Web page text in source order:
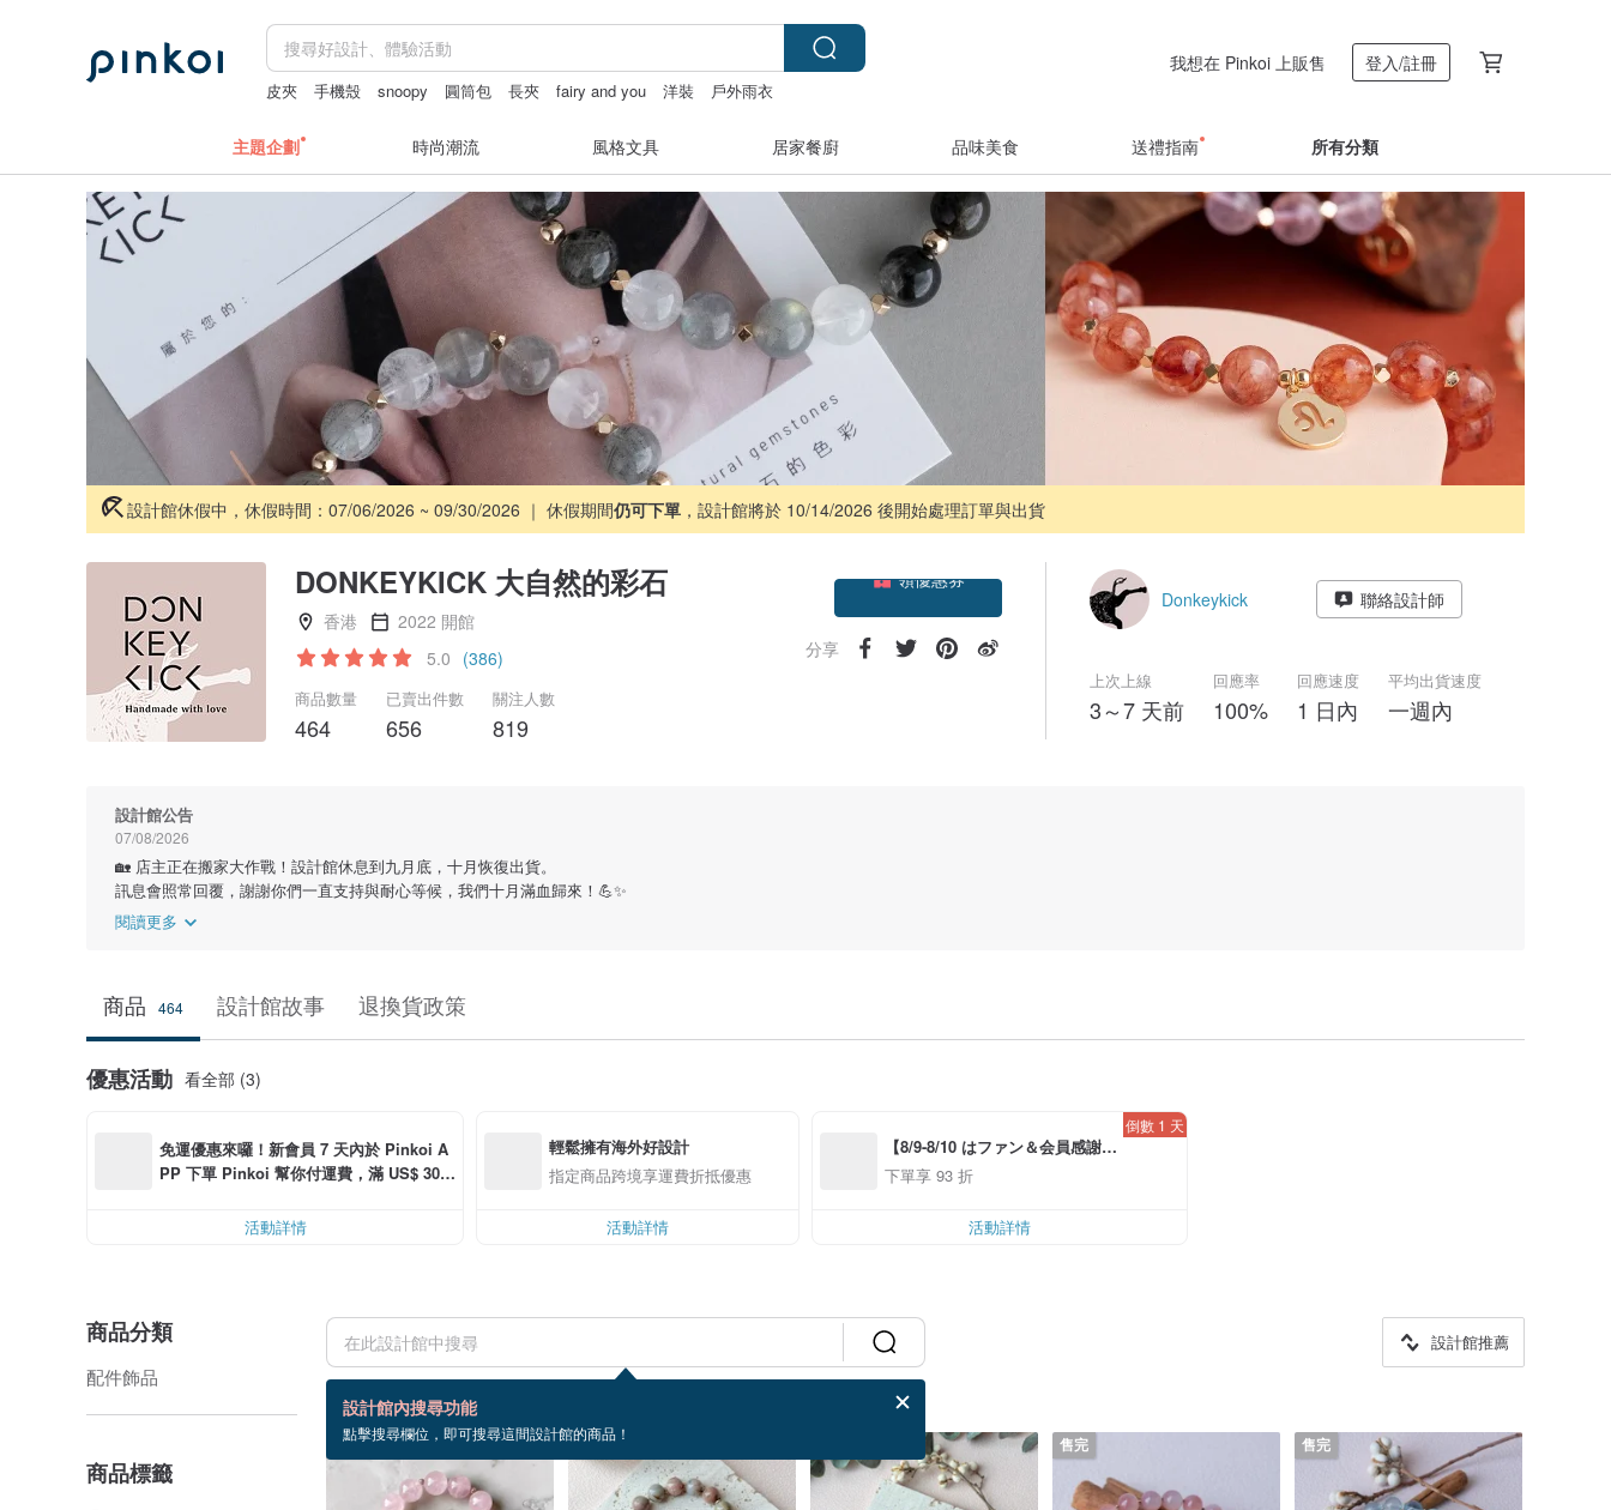
皮夾 手機殼 snoopy 圓筒包 長夾 fairy and you 洋裝 戶外雨衣
我想在 Pinkoi 上販售 登入/註冊
主題企劃 時尚潮流 風格文具 居家餐廚 品味美食 送禮指南 所有分類
設計館休假中，休假時間：07/06/2026 ~ 09/30/2026 ｜ 休假期間仍可下單 ，設計館將於 10/14/2026 後開始處理訂單與出貨
DONKEYKICK 大自然的彩石
香港
2022 開館
5.0 (386)
商品數量
464
已賣出件數
656
關注人數
819
分享
Donkeykick 聯絡設計師
上次上線
3～7 天前
回應率
100%
回應速度
1 日內
平均出貨速度
一週內
設計館公告
07/08/2026
🏡 店主正在搬家大作戰！設計館休息到九月底，十月恢復出貨。
訊息會照常回覆，謝謝你們一直支持與耐心等候，我們十月滿血歸來！💪✨
閱讀更多
商品 464 設計館故事 退換貨政策
優惠活動 看全部 (3)
免運優惠來囉！新會員 7 天內於 Pinkoi A
PP 下單 Pinkoi 幫你付運費，滿 US$ 30.0
活動詳情
輕鬆擁有海外好設計
指定商品跨境享運費折抵優惠
活動詳情
【8/9-8/10 はファン＆会員感謝デ
ー】アプリ限定全品対象7％OFF
下單享 93 折
倒數 1 天
活動詳情
商品分類
配件飾品
商品標籤
設計館內搜尋功能
點擊搜尋欄位，即可搜尋這間設計館的商品！
設計館推薦
464 個商品
售完 售完 售完 售完